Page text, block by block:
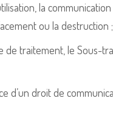
la
ou la destruction ;
traitement, le Sous-
d’un droit de